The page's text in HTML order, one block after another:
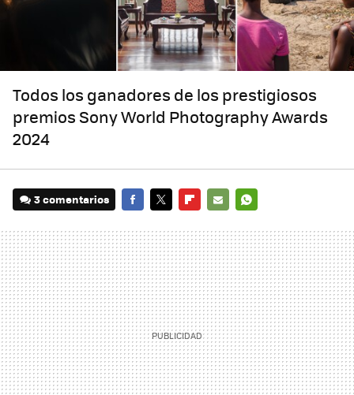
Todos los ganadores de los prestigiosos
premios Sony World Photography Awards
2024
3 comentarios
MAIL